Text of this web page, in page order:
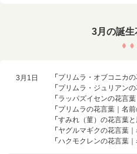
3月の誕生
3月1日 「 プリムラ・オブコニカ
「 プリムラ・ジュリアン
「 ラッパズイセンの花言
「 プリムラの花言葉｜名
「 すみれ（菫）の花言葉
「 ヤグルマギクの花言葉
「 ハクモクレンの花言葉